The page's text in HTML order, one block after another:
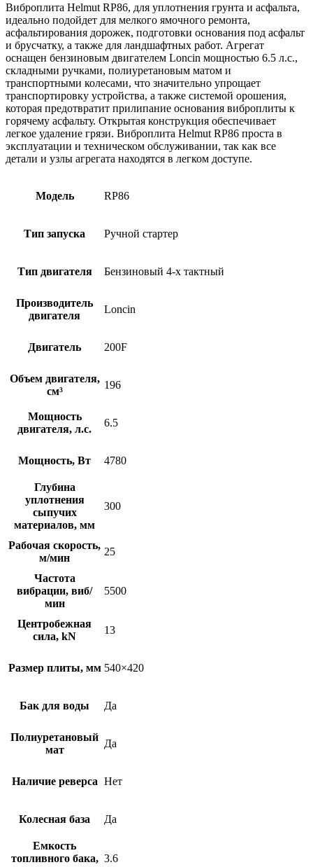
Виброплита Helmut RP86, для уплотнения грунта и асфальта,
идеально подойдет для мелкого ямочного ремонта,
асфальтирования дорожек, подготовки основания под асфальт
и брусчатку, а также для ландшафтных работ. Агрегат
оснащен бензиновым двигателем Loncin мощностью 6.5 л.с.,
складными ручками, полиуретановым матом и
транспортными колесами, что значительно упрощает
транспортировку устройства, а также системой орошения,
которая предотвратит прилипание основания виброплиты к
горячему асфальту. Открытая конструкция обеспечивает
легкое удаление грязи. Виброплита Helmut RP86 проста в
эксплуатации и техническом обслуживании, так как все
детали и узлы агрегата находятся в легком доступе.
Модель RP86
Тип запуска Ручной стартер
Тип двигателя Бензиновый 4-х тактный
Производитель
двигателя
Loncin
Двигатель 200F
Объем двигателя,
см³
196
Мощность
двигателя, л.с.
6.5
Мощность, Вт 4780
Глубина
уплотнения
сыпучих
материалов, мм
300
Рабочая скорость,
м/мин
25
Частота
вибрации, виб/
мин
5500
Центробежная
сила, kN
13
Размер плиты, мм 540×420
Бак для воды Да
Полиуретановый
мат
Да
Наличие реверса Нет
Колесная база Да
Емкость
топливного бака, 3.6